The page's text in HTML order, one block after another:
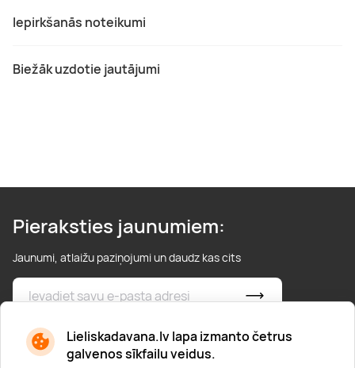
Lieliskadavana.lv lapa izmanto četrus
galvenos sīkfailu veidus.
Iepirkšanās noteikumi
Biežāk uzdotie jautājumi
Pieraksties jaunumiem:
Jaunumi, atlaižu paziņojumi un daudz kas cits
* Esmu iepazinies/usies ar privātuma politiku